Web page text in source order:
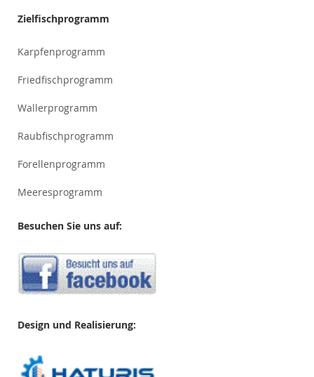
Zielfischprogramm
Karpfenprogramm
Friedfischprogramm
Wallerprogramm
Raubfischprogramm
Forellenprogramm
Meeresprogramm
Besuchen Sie uns auf:
Design und Realisierung: